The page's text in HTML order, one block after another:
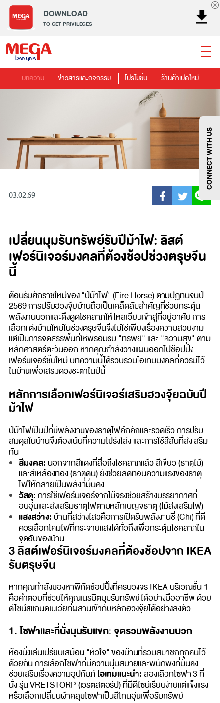
DOWNLOAD
TO GET PRIVILEGES
ธนาคาร ร้านอาหาร เอ็นเตอร์เทนเม้นท์
แฟชั่น
แม่และเด็ก
ซูเปอร์มาร์เก็ต
แกดเจ็ตและเทคโนโลยี
สุขภาพและความงาม
@Megabangna
CONNECT WITH US
บทความ ข่าวสารและกิจกรรม โปรโมชั่น ร้านค้าเปิดใหม่
03.02.69
เปลี่ยนมุมรับทรัพย์รับปีม้าไฟ: ลิสต์
เฟอร์นิเจอร์มงคลที่ต้องช้อปช่วงตรุษจีน
นี้
ต้อนรับศักราชใหม่ของ "ปีม้าไฟ" (Fire Horse) ตามปฏิทินจีนปี
2569 การปรับฮวงจุ้ยบ้านถือเป็นเคล็ดลับสำคัญที่ช่วยกระตุ้น
พลังงานบวกและดึงดูดโชคลาภให้ไหลเวียนเข้าสู่ที่อยู่อาศัย การ
เลือกแต่งบ้านใหม่ในช่วงตรุษจีนจึงไม่ใช่เพียงเรื่องความสวยงาม
แต่เป็นการจัดสรรพื้นที่ให้พร้อมรับ "ทรัพย์" และ "ความสุข" ตาม
หลักศาสตร์ตะวันออก หากคุณกำลังวางแผนออกไปช้อปปิ้ง
เฟอร์นิเจอร์ชิ้นใหม่ บทความนี้ได้รวบรวมไอเทมมงคลที่ควรมีไว้
ในบ้านเพื่อเสริมดวงชะตาในปีนี้
หลักการเลือกเฟอร์นิเจอร์เสริมฮวงจุ้ยฉบับปี
ม้าไฟ
ปีม้าไฟเป็นปีที่มีพลังงานของธาตุไฟคึกคักและรวดเร็ว การปรับ
สมดุลในบ้านจึงต้องเน้นที่ความโปร่งโล่ง และการใช้สีสันที่ส่งเสริม
กัน
สีมงคล: นอกจากสีแดงที่สื่อถึงโชคลาภแล้ว สีเขียว (ธาตุไม้)
และสีเหลืองทอง (ธาตุดิน) ยังช่วยลดทอนความแรงของธาตุ
ไฟให้กลายเป็นพลังที่มั่นคง
วัสดุ:การใช้เฟอร์นิเจอร์จากไม้จริงช่วยสร้างบรรยากาศที่
อบอุ่นและส่งเสริมธาตุไฟตามหลักเบญจธาตุ (ไม้ส่งเสริมไฟ)
แสงสว่าง: บ้านที่สว่างไสวคือการเปิดรับพลังงานชี่ (Chi) ที่ดี
ควรเลือกโคมไฟที่กระจายแสงได้ทั่วถึงเพื่อกระตุ้นโชคลาภใน
จุดอับของบ้าน
3 ลิสต์เฟอร์นิเจอร์มงคลที่ต้องช้อปจาก IKEA
รับตรุษจีน
หากคุณกำลังมองหาพิกัดช้อปปิ้งที่ครบวงจร IKEA บริเวณชั้น 1
คือคำตอบที่ช่วยให้คุณเนรมิตมุมรับทรัพย์ได้อย่างมืออาชีพ ด้วย
ดีไซน์สแกนดิเนเวียที่ผสานเข้ากับหลักฮวงจุ้ยได้อย่างลงตัว
1. โซฟาและที่นั่งมุมรับแขก: จุดรวมพลังงานบวก
ห้องนั่งเล่นเปรียบเสมือน "หัวใจ" ของบ้านที่รวมสมาชิกทุกคนไว้
ด้วยกัน การเลือกโซฟาที่มีความนุ่มสบายและพนักพิงที่มั่นคง
ช่วยเสริมเรื่องความอุปถัมภ์ไอเทมแนะนำ:ลองเลือกโซฟา 3 ที่
นั่ง รุ่น VRETSTORP (เวรตสตอร์ป) ที่มีดีไซน์เรียบง่ายแต่แข็งแรง
หรือเลือกเปลี่ยนผ้าคลุมโซฟาเป็นสีโทนอุ่นเพื่อรับทรัพย์